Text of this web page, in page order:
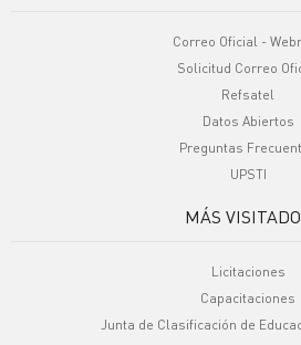
Correo Oficial -
Solicitud Correo
Refsatel
Datos Abiertos
Preguntas
UPSTI
MÁS
Licitaciones
Capacitaciones
Junta de Clasificación de